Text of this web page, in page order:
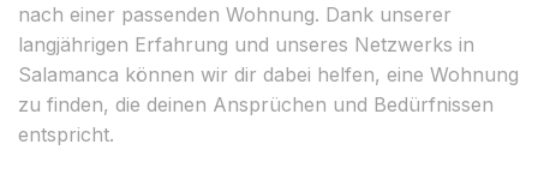
nach einer passenden Wohnung. Dank unserer
langjährigen Erfahrung und unseres Netzwerks in
Salamanca können wir dir dabei helfen, eine Wohnung
zu finden, die deinen Ansprüchen und Bedürfnissen
entspricht.